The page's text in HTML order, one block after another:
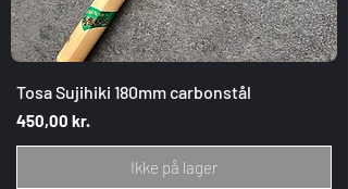
Tosa Sujihiki 180mm carbonstål
Pris
450,00 kr.
Ikke på lager